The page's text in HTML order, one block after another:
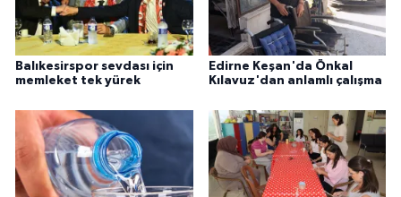
Balıkesirspor sevdası için
memleket tek yürek
Edirne Keşan'da Önkal
Kılavuz'dan anlamlı çalışma